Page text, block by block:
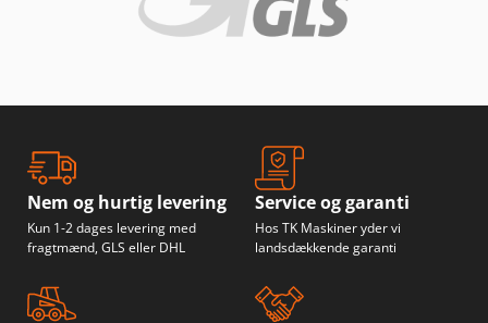
Nem og hurtig levering
Kun 1-2 dages levering med
fragtmænd, GLS eller DHL
Service og garanti
Hos TK Maskiner yder vi
landsdækkende garanti